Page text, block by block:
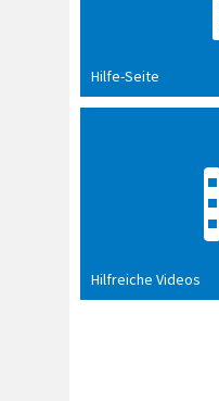
Hilfe-Seite
Hilfreiche Videos